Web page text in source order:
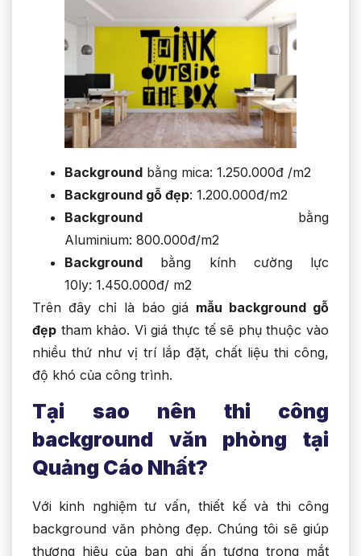
Background bằng mica: 1.250.000đ /m2
Background gỗ đẹp: 1.200.000đ/m2
Background bằng
Aluminium: 800.000đ/m2
Background bằng kính cường lực
10ly: 1.450.000đ/ m2
Trên đây chỉ là báo giá mẫu background gỗ
đẹp tham khảo. Vì giá thực tế sẽ phụ thuộc vào
nhiều thứ như vị trí lắp đặt, chất liệu thi công,
độ khó của công trình.
Tại sao nên thi công
background văn phòng tại
Quảng Cáo Nhất?
Với kinh nghiệm tư vấn, thiết kế và thi công
background văn phòng đẹp. Chúng tôi sẽ giúp
thương hiệu của bạn ghi ấn tượng trong mắt